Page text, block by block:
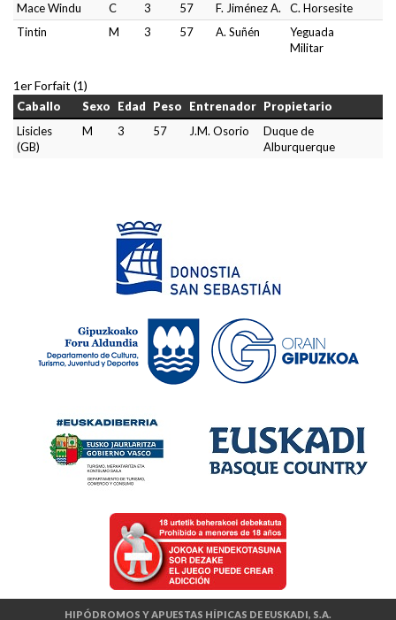
Mace Windu
C 3 57 F. Jiménez A.
C. Horsesite
Tintin
M 3 57 A. Suñén
Yeguada
Militar
1er Forfait (1)
Caballo Sexo Edad Peso Entrenador Propietario
Lisicles
(GB)
M 3 57 J.M. Osorio
Duque de
Alburquerque
HIPÓDROMOS Y APUESTAS HÍPICAS DE EUSKADI, S.A.